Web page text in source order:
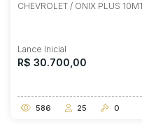
CHEVROLET / ONIX PLUS
Lance Inicial
R$ 30.700,00
586 25 0